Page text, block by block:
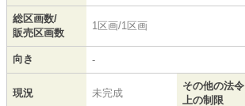
総区画数/
販売区画数
1区画/1区画
向き -
現況 未完成
その他の法令
上の制限